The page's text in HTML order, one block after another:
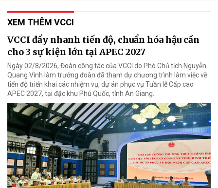
XEM THÊM VCCI
VCCI đẩy nhanh tiến độ, chuẩn hóa hậu cần
cho 3 sự kiện lớn tại APEC 2027
Ngày 02/8/2026, Đoàn công tác của VCCI do Phó Chủ tịch Nguyễn
Quang Vinh làm trưởng đoàn đã tham dự chương trình làm việc về
tiến độ triển khai các nhiệm vụ, dự án phục vụ Tuần lễ Cấp cao
APEC 2027, tại đặc khu Phú Quốc, tỉnh An Giang.